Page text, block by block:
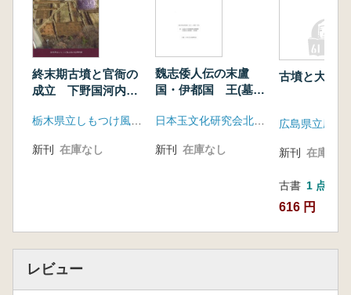
終末期古墳と官衙の
成立 下野国河内郡
栃木県立しもつけ風土記の丘資料館
新刊 在庫なし
魏志倭人伝の末盧
国・伊都国 王(墓)
日本玉文化研究会北部九州地方大会実行委員会
新刊 在庫なし
古墳と大陸
新刊 在庫なし
古書 1 点
616 円
レビュー